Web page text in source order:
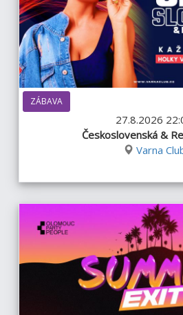
ZÁBAVA
27.8.2026
Československá &
Varna